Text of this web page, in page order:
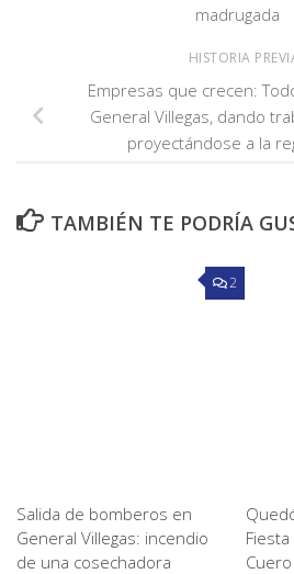
madrugada
HISTORIA
Empresas que crecen:
General Villegas, dando
proyectándose a la
TAMBIÉN TE PODRÍA
2
Salida de bomberos en
General Villegas: incendio
de una cosechadora